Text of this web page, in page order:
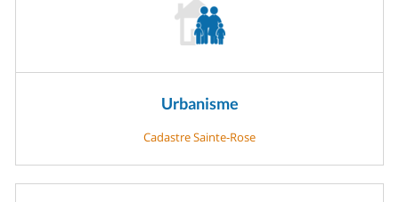
Urbanisme
Cadastre Sainte-Rose